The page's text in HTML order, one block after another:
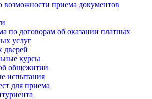
приема документов
по договорам об оказании платных
услуг
дверей
курсы
общежитии
испытания
для приема